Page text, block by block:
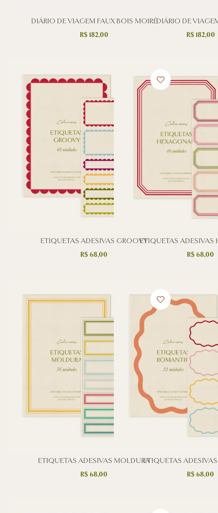
DIÁRIO DE VIAGEM FAUX BOIS MOIRÉ
R$182,00
DIÁRIO DE
R$182,00
ETIQUETAS ADESIVAS GROOVY
R$68,00
ETIQUETAS
R$68,00
ETIQUETAS ADESIVAS MOLDURA
R$68,00
ETIQUETAS
R$68,00